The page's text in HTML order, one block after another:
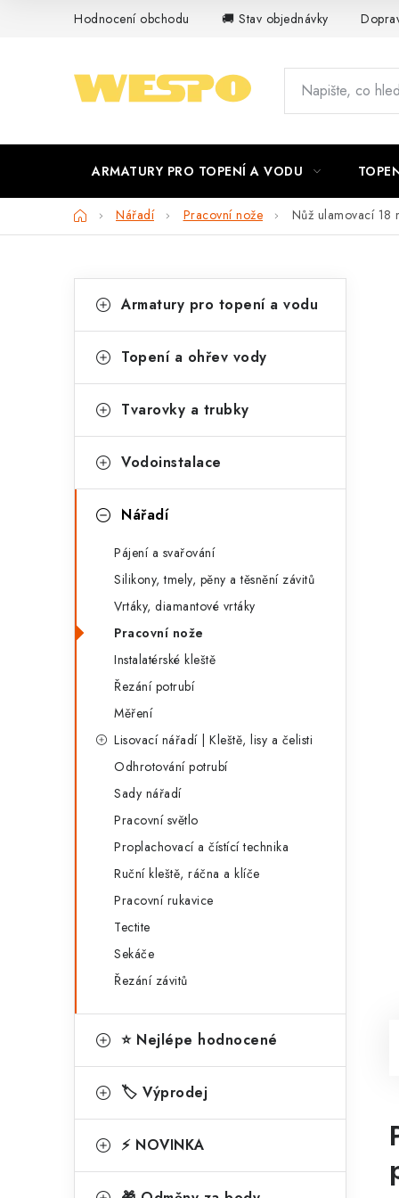
Hodnocení obchodu 🚚 Stav objednávky
ARMATURY PRO TOPENÍ A VODU
DomůNářadí Pracovní nože Nůž ulamovací 18
o
t
r
n
a
kategorie
a
e
o
i
Armatury pro topení a vodu
Topení a ohřev vody
Tvarovky a trubky
Vodoinstalace
Nářadí
Pájení a svařování
Silikony, tmely, pěny a těsnění závitů
Vrtáky, diamantové vrtáky
Pracovní nože
Instalatérské kleště
Řezání potrubí
Měření
Lisovací nářadí | Kleště, lisy a čelisti
Odhrotování potrubí
Sady nářadí
Pracovní světlo
Proplachovací a čístící technika
Ruční kleště, ráčna a klíče
Pracovní rukavice
Tectite
Sekáče
Řezání závitů
⭐ Nejlépe hodnocené
🏷️ Výprodej
⚡ NOVINKA